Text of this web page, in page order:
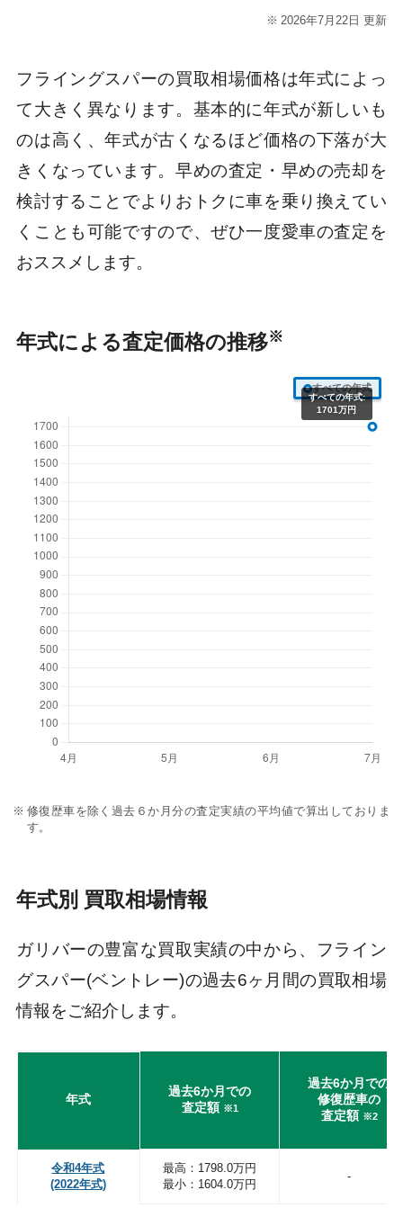
2026年7月22日 更新
フライングスパーの買取相場価格は年式によっ
て大きく異なります。基本的に年式が新しいも
のは高く、年式が古くなるほど価格の下落が大
きくなっています。早めの査定・早めの売却を
検討することでよりおトクに車を乗り換えてい
くことも可能ですので、ぜひ一度愛車の査定を
おススメします。
年式による査定価格の推移※
すべての年式
修復歴車を除く過去６か月分の査定実績の平均値で算出しておりま
す。
すべての年式:
1701万円
年式別 買取相場情報
ガリバーの豊富な買取実績の中から、フライン
グスパー(ベントレー)の過去6ヶ月間の買取相場
情報をご紹介します。
年式
過去6か月での
査定額 ※1
過去6か月での
修復歴車の
査定額 ※2
令和4年式
(2022年式)
最高：1798.0万円
最小：1604.0万円
-